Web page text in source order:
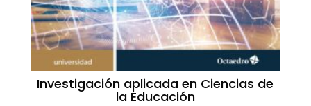
Investigación aplicada en Ciencias de
la Educación